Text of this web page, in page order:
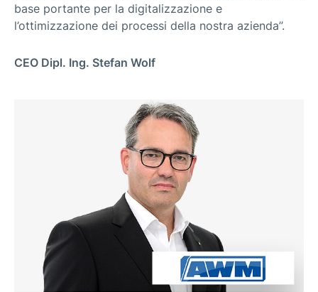
base portante per la digitalizzazione e
l’ottimizzazione dei processi della nostra azienda”.
CEO Dipl. Ing. Stefan Wolf